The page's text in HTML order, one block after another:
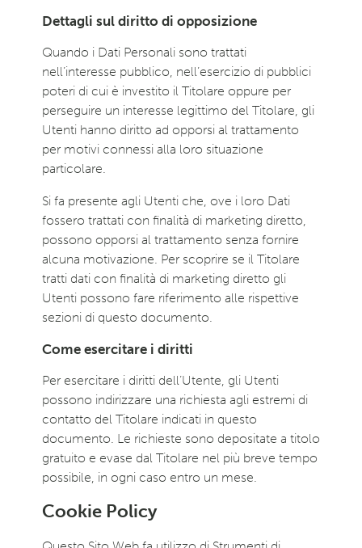
Dettagli sul diritto di opposizione
Quando i Dati Personali sono trattati
nell’interesse pubblico, nell’esercizio di pubblici
poteri di cui è investito il Titolare oppure per
perseguire un interesse legittimo del Titolare, gli
Utenti hanno diritto ad opporsi al trattamento
per motivi connessi alla loro situazione
particolare.
Si fa presente agli Utenti che, ove i loro Dati
fossero trattati con finalità di marketing diretto,
possono opporsi al trattamento senza fornire
alcuna motivazione. Per scoprire se il Titolare
tratti dati con finalità di marketing diretto gli
Utenti possono fare riferimento alle rispettive
sezioni di questo documento.
Come esercitare i diritti
Per esercitare i diritti dell’Utente, gli Utenti
possono indirizzare una richiesta agli estremi di
contatto del Titolare indicati in questo
documento. Le richieste sono depositate a titolo
gratuito e evase dal Titolare nel più breve tempo
possibile, in ogni caso entro un mese.
Cookie Policy